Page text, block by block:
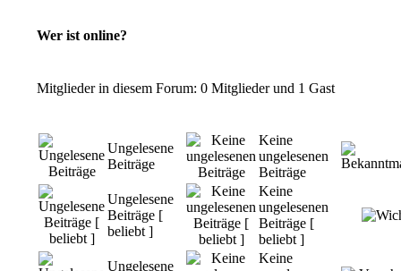
Wer ist online?
Mitglieder in diesem Forum: 0 Mitglieder und 1 Gast
Ungelesene
Beiträge
Keine
ungelesenen
Beiträge
Ungelesene
Beiträge [
beliebt ]
Keine
ungelesenen
Beiträge [
beliebt ]
Ungelesene
Keine